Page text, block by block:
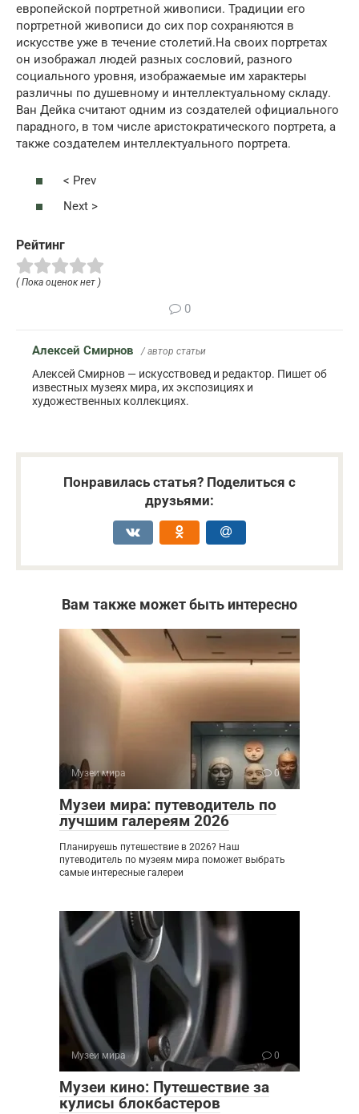
европейской портретной живописи. Традиции его
портретной живописи до сих пор сохраняются в
искусстве уже в течение столетий.На своих портретах
он изображал людей разных сословий, разного
социального уровня, изображаемые им характеры
различны по душевному и интеллектуальному складу.
Ван Дейка считают одним из создателей официального
парадного, в том числе аристократического портрета, а
также создателем интеллектуального портрета.
< Prev
Next >
Рейтинг
( Пока оценок нет )
0
Алексей Смирнов / автор статьи
Алексей Смирнов — искусствовед и редактор. Пишет об
известных музеях мира, их экспозициях и
художественных коллекциях.
Понравилась статья? Поделиться с
друзьями:
Вам также может быть интересно
Музеи мира 0
Музеи мира: путеводитель по
лучшим галереям 2026
Планируешь путешествие в 2026? Наш
путеводитель по музеям мира поможет выбрать
самые интересные галереи
Музеи мира 0
Музеи кино: Путешествие за
кулисы блокбастеров